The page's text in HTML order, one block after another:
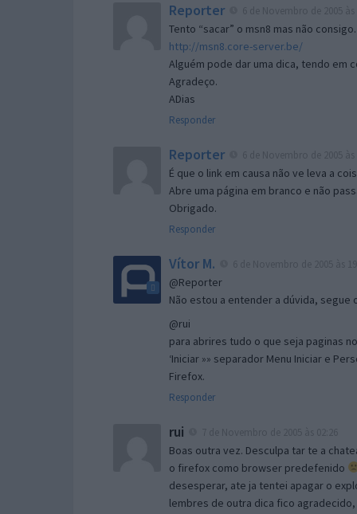
Reporter
Tento “sacar” o msn8 mas não
http://msn8.core-server.be/
Alguém pode dar uma dica, tendo em
Agradeço.
ADias
Responder
Reporter
É que o link em causa não ve leva a
Abre uma página em branco e não
Obrigado.
Responder
Vítor M.
@Reporter
Não estou a entender a dúvida,
@rui
para abrires tudo o que seja paginas
‘Iniciar »» separador Menu Iniciar e
Firefox.
Responder
rui
Boas outra vez. Desculpa tar te a
o firefox como browser predefenido
desesperar, ate ja tentei apagar o
lembres de outra dica fico